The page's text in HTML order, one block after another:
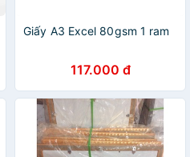
Giấy A3 Excel 80gsm 1 ram
117.000 đ